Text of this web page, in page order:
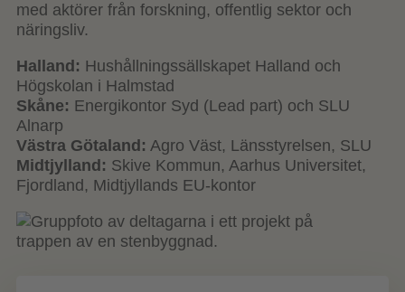
med aktörer från forskning, offentlig sektor och
näringsliv.
Halland: Hushållningssällskapet Halland och
Högskolan i Halmstad
Skåne: Energikontor Syd (Lead part) och SLU
Alnarp
Västra Götaland: Agro Väst, Länsstyrelsen, SLU
Midtjylland: Skive Kommun, Aarhus Universitet,
Fjordland, Midtjyllands EU-kontor